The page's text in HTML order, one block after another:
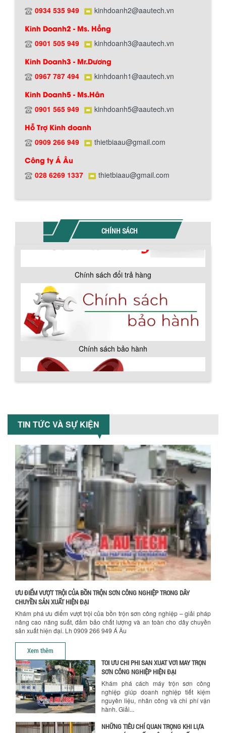
0934 535 949 kinhdoanh2@aautech.vn
Kinh Doanh2 - Ms. Hồng
0901 505 949 kinhdoanh3@aautech.vn
Kinh Doanh3 - Mr.Dương
0967 787 494 kinhdoanh1@aautech.vn
Kinh Doanh5 - Ms.Hân
0901 565 949 kinhdoanh5@aautech.vn
Hỗ Trợ Kinh doanh
0909 266 949 thietbiaau@gmail.com
Công ty Á Âu
028 6269 1337 thietbiaau@gmail.com
CHÍNH SÁCH
Chính sách giao hàng
Chính sách đổi trả hàng
Chính sách bảo hành
Chính sách giao hàng
Hướng dẫn thanh toán mua hàng
TIN TỨC VÀ SỰ KIỆN
ƯU ĐIỂM VƯỢT TRỘI CỦA BỒN TRỘN SƠN CÔNG NGHIỆP TRONG DÂY
CHUYỀN SẢN XUẤT HIỆN ĐẠI
Khám phá ưu điểm vượt trội của bồn trộn sơn công nghiệp – giải pháp
nâng cao năng suất, đảm bảo chất lượng và an toàn cho dây chuyền
sản xuất hiện đại. Lh 0909 266 949 Á Âu
Xem thêm
BỒN CHỨA GIẢI NHIỆT SƠN, MỰC IN
Bồn chứa giải nhiệt sơn, mực in có cấu
làm giảm nhiệt độ của nguyên...
Máy trộn bột khô 200kg được gia công
sản xuất tại công ty Á Âu. Máy dùng
trộn các loại bột khô trong các ngành...
VÌ SAO DOANH NGHIỆP NÊN CHỌN MÁY
Khám phá lý do doanh nghiệp nên
chọn máy nghiền màu sơn Á Âu: hiệu
suất cao, kiểm soát nhiệt tốt, tiết kiệm
chi...
ƯU ĐÃI ĐẶC BIỆT: GIÁ MÁY KHUẤY SƠN
CÔNG NGHIỆP GIẢM SỐC
Ưu đãi đặc biệt: Giá máy khuấy sơn
công nghiệp giảm sốc lên đến 20%.
khuấy...
TỐI ƯU CHI PHÍ SẢN XUẤT VỚI MÁY TRỘN
nghiệp giúp doanh nghiệp tiết kiệm
nguyên liệu, nhân công và chi phí vận
NHỮNG TIÊU CHÍ QUAN TRỌNG KHI LỰA
CHỌN MÁY KHUẤY TRỘN HÓA CHẤT CHO
NHÀ MÁY
Khám phá những tiêu chí quan trọng